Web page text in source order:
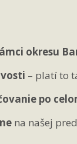
okresu
– platí to
po
na našej